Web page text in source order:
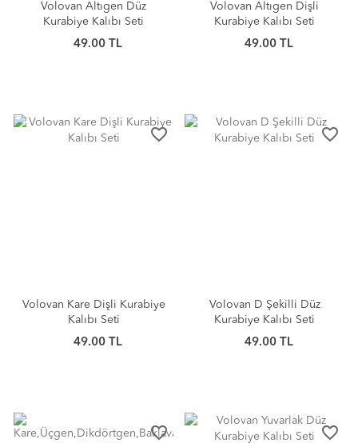
Volovan Altıgen Düz
Kurabiye Kalıbı Seti
49.00 TL
Volovan Altıgen Dişli
Kurabiye Kalıbı Seti
49.00 TL
favorite_border
Volovan Kare Dişli Kurabiye
Kalıbı Seti
49.00 TL
favorite_border
Volovan D Şekilli Düz
Kurabiye Kalıbı Seti
49.00 TL
favorite_border favorite_border